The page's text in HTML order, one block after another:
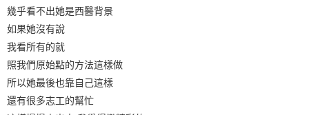
幾乎看不出她是西醫背景
如果她沒有說
我看所有的就
照我們原始點的方法這樣做
所以她最後也靠自己這樣
還有很多志工的幫忙